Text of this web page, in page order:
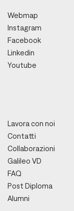
Webmap
Instagram
Facebook
Linkedin
Youtube
Lavora con noi
Contatti
Collaborazioni
Galileo VD
FAQ
Post Diploma
Alumni